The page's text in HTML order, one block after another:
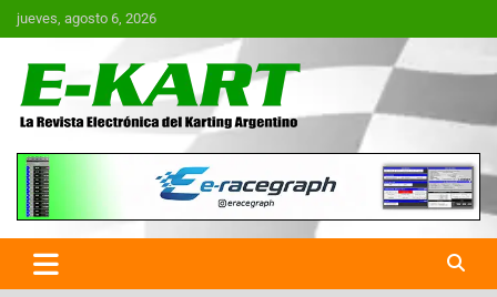
Saltar
al
jueves, agosto 6, 2026
E-Kart.com.ar | La Revista
Electrónica del Karting en
Argentina